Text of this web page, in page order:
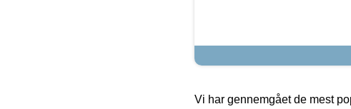
Vi har gennemgået de mest